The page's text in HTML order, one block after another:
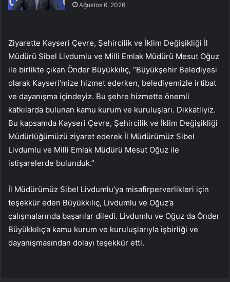
Ağustos 6, 2026
Ziyarette Kayseri Çevre, Şehircilik ve İklim Değişikliği İl
Müdürü Sibel Livdumlu ve Milli Emlak Müdürü Mesut Oğuz
ile birlikte çıkan Önder Büyükkılıç, “Büyükşehir Belediyesi
olarak Kayseri’mize hizmet ederken, belediyemizle irtibat
ve dayanışma içindeyiz. Bu şehre hizmette önemli
katkılarda bulunan kamu kurum ve kuruluşları. Dikkatliyiz.
Bu kapsamda Kayseri Çevre, Şehircilik ve İklim Değişikliği
Müdürlüğümüzü ziyaret ederek İl Müdürümüz Sibel
Livdumlu ve Milli Emlak Müdürü Mesut Oğuz ile
istişarelerde bulunduk.”
İl Müdürümüz Sibel Livdumlu’ya misafirperverlikleri için
teşekkür eden Büyükkılıç, Livdumlu ve Oğuz’a
çalışmalarında başarılar diledi. Livdumlu ve Oğuz da Önder
Büyükkılıç’a kamu kurum ve kuruluşlarıyla işbirliği ve
dayanışmasından dolayı teşekkür etti.